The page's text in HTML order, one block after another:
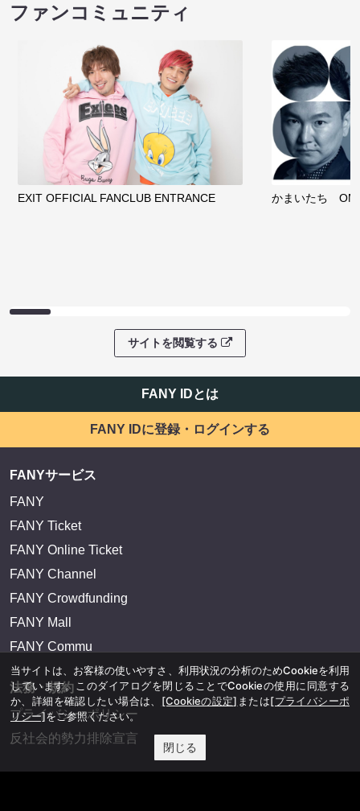
ファンコミュニティ
EXIT OFFICIAL FANCLUB ENTRANCE かまいたち
サイトを閲覧する
FANY IDとは
FANY IDに登録・ログインする
FANYサービス
FANY
FANY Ticket
FANY Online Ticket
FANY Channel
FANY Crowdfunding
FANY Mall
FANY Commu
法務・規約
プライバシーポリシー
反社会的勢力排除宣言
当サイトは、お客様の使いやすさ、利用状況の分析のためCookieを利用
しています。このダイアログを閉じることでCookieの使用に同意する
か、詳細を確認したい場合は、 [Cookieの設定] または[プライバシーポ
リシー]をご参照ください。
閉じる